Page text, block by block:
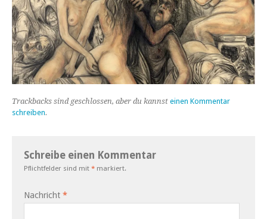
Trackbacks sind geschlossen, aber du kannst einen Kommentar
schreiben.
Schreibe einen Kommentar
Pflichtfelder sind mit * markiert.
Nachricht *